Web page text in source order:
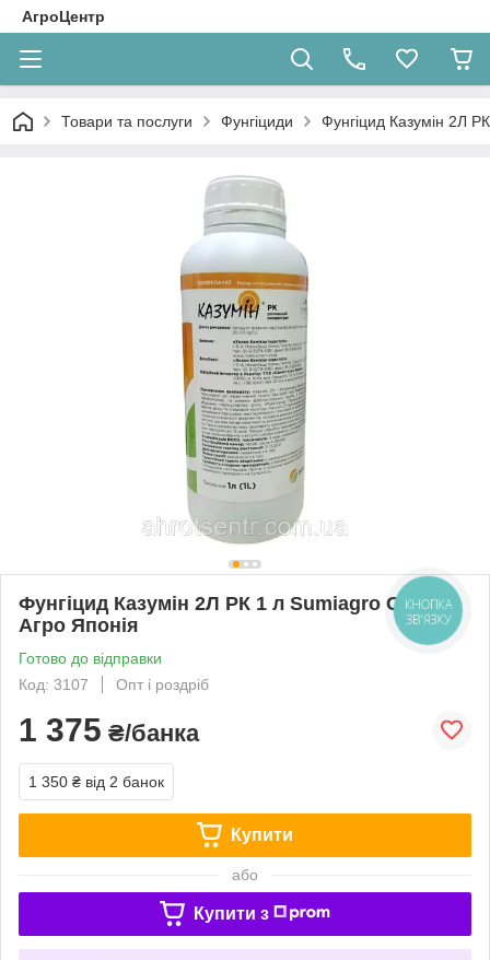
АгроЦентр
Товари та послуги Фунгіциди Фунгіцид Казумін 2Л
Фунгіцид Казумін 2Л РК 1 л Sumiagro Сумі
Агро Японія
Готово до відправки
Код: 3107
Опт і роздріб
1 375 ₴/банка
1 350 ₴ від 2 банок
Купити
або
Купити з
КНОПКА
ЗВ'ЯЗКУ